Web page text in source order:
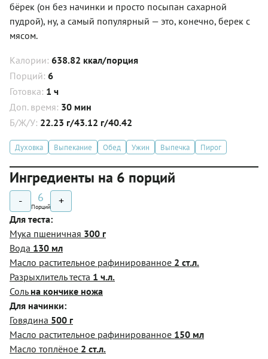
бёрек (он без начинки и просто посыпан сахарной
пудрой), ну, а самый популярный — это, конечно, берек с
мясом.
Калории: 638.82 ккал/порция
Порций: 6
Готовка: 1 ч
Доп. время: 30 мин
Б/Ж/У: 22.23 г/43.12 г/40.42
Духовка Выпекание Обед Ужин Выпечка Пирог
Ингредиенты на 6 порций
- 6
Порций +
Для теста:
Мука пшеничная 300 г
Вода 130 мл
Масло растительное рафинированное 2 ст.л.
Разрыхлитель теста 1 ч.л.
Соль на кончике ножа
Для начинки:
Говядина 500 г
Масло растительное рафинированное 150 мл
Масло топлёное 2 ст.л.